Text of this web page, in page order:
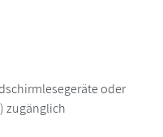
oder
zugänglich